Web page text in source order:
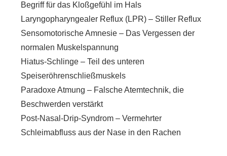
Begriff für das Kloßgefühl im Hals
Laryngopharyngealer Reflux (LPR) – Stiller Reflux
Sensomotorische Amnesie – Das Vergessen der
normalen Muskelspannung
Hiatus-Schlinge – Teil des unteren
Speiseröhrenschließmuskels
Paradoxe Atmung – Falsche Atemtechnik, die
Beschwerden verstärkt
Post-Nasal-Drip-Syndrom – Vermehrter
Schleimabfluss aus der Nase in den Rachen